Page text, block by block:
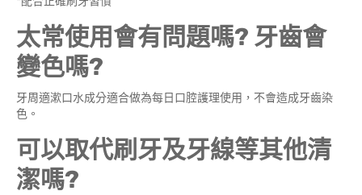
太常使用會有問題嗎? 牙齒會
變色嗎?
牙周適漱口水成分適合做為每日口腔護理使用，不會造成牙齒染
色。
可以取代刷牙及牙線等其他清
潔嗎?